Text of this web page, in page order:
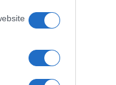
να διευκρινίσει
βιβλίων πριν